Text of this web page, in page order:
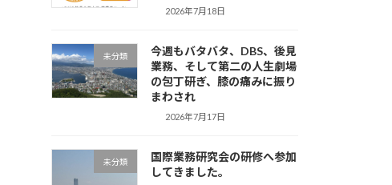
2026年7月18日
未分類
今週もバタバタ、DBS、後見
業務、そして第二の人生劇場
の包丁研ぎ、膝の痛みに振り
まわされ
2026年7月17日
未分類
国際業務研究会の研修へ参加
してきました。